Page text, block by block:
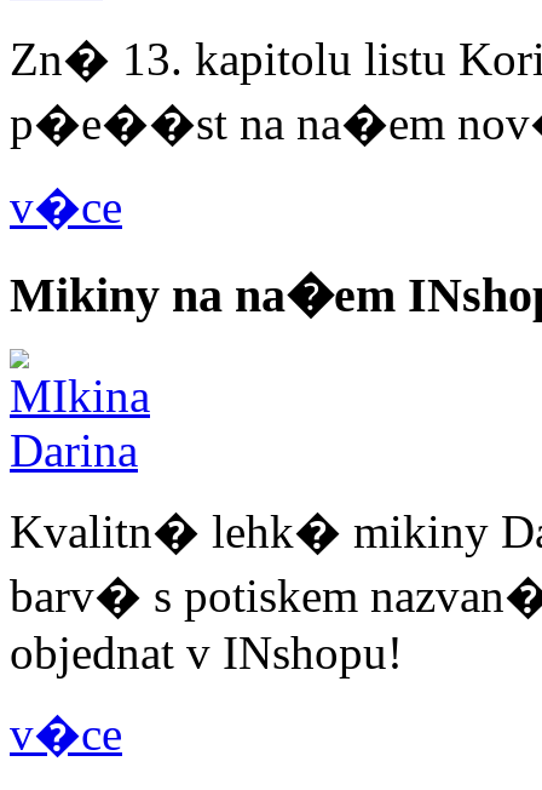
Zn� 13. kapitolu listu
p�e��st na na�em
v�ce
Mikiny na na�em
Kvalitn� lehk� mikiny
barv� s potiskem
objednat v INshopu!
v�ce